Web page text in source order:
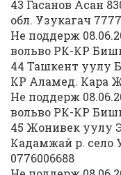
43 Гасанов Асан
обл. Узукагач
Не поддерж
вольво РК-КР
44 Ташкент уулу
КР Аламед. Кара
Не поддерж
вольво РК-КР
45 Жонивек уулу
Кадамжай р. село
0776006688